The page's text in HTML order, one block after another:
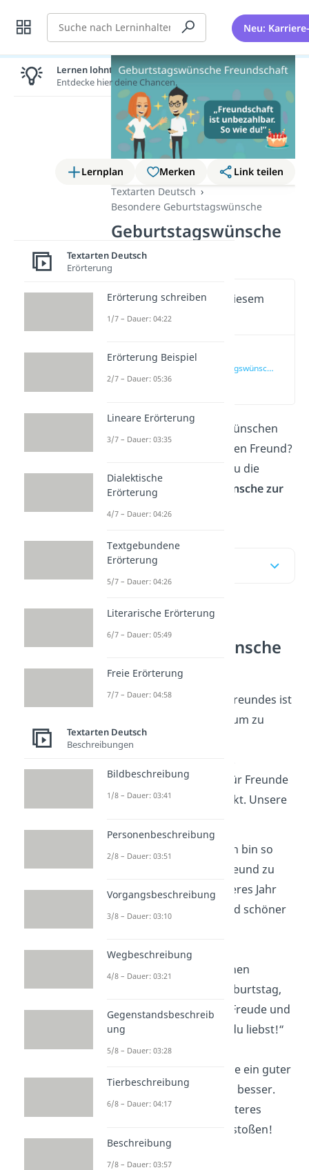
Suche Neu:
Lernplan Merken
Link teilen
Textarten Deutsch
Besondere Geburtstagswünsche
Geburtstagswünsche
Freundschaft
Wichtige Inhalte in diesem
Video
Herzliche
Geburtstagswünsche
Du suchst nach Glückwünschen
zum Geburtstag für einen Freund?
findest du die
bestenGeburtstagswünsche zur
Freundschaft
Inhaltsübersicht
Die Top 5
Geburtstagswünsche
für Freunde
DerGeburtstag
eines Freundes ist
eine gute Gelegenheit, um zu
zeigen, wie viel dir eure
Geburtstagswünsche für Freunde
eignen sich dafür perfekt. Unsere
„Happy Birthday! Ich bin so
, dich als Freund zu
haben. Auf ein weiteres Jahr
voller Abenteuer und schöner
„Ich wünsche dir einen
unvergesslichen Geburtstag,
gefüllt mitLachen
, Freude und
all den Dingen, die du liebst!“
„Freundschaft ist wie ein guter
Wein: je älter, desto besser.
Lass uns auf ein weiteres
großartiges Jahr anstoßen!
Alles Gute!“
Lernen lohnt sich!
Entdecke hier deine Chancen.
Textarten Deutsch
Erörterung
Erörterung schreiben
1/7 – Dauer: 04:22
Erörterung Beispiel
2/7 – Dauer: 05:36
Lineare Erörterung
3/7 – Dauer: 03:35
Dialektische
Erörterung
4/7 – Dauer: 04:26
Textgebundene
Erörterung
5/7 – Dauer: 04:26
Literarische Erörterung
6/7 – Dauer: 05:49
Freie Erörterung
7/7 – Dauer: 04:58
Textarten Deutsch
Beschreibungen
Bildbeschreibung
1/8 – Dauer: 03:41
Personenbeschreibung
2/8 – Dauer: 03:51
Vorgangsbeschreibung
3/8 – Dauer: 03:10
Wegbeschreibung
4/8 – Dauer: 03:21
Gegenstandsbeschreib
ung
5/8 – Dauer: 03:28
Tierbeschreibung
6/8 – Dauer: 04:17
Beschreibung
7/8 – Dauer: 03:57